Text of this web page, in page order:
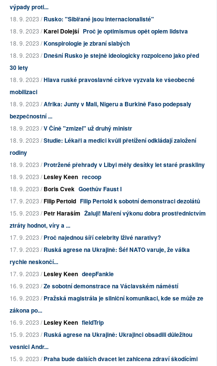
výpady proti...
18. 9. 2023 /Rusko: "Sibiřané jsou internacionalisté"
18. 9. 2023 /Karel Dolejší Proč je optimismus opět opiem lidstva
18. 9. 2023 /Konspirologie je zbraní slabých
18. 9. 2023 /Dnešní Rusko je stejně ideologicky rozpolceno jako před
30 lety
18. 9. 2023 /Hlava ruské pravoslavné církve vyzvala ke všeobecné
mobilizaci
18. 9. 2023 /Afrika: Junty v Mali, Nigeru a Burkině Faso podepsaly
bezpečnostní ...
18. 9. 2023 /V Číně "zmizel" už druhý ministr
18. 9. 2023 /Studie: Lékaři a medici kvůli přetížení odkládají založení
rodiny
18. 9. 2023 /Protržené přehrady v Libyi měly desítky let staré praskliny
18. 9. 2023 /Lesley Keen recoop
18. 9. 2023 /Boris Cvek Goethův Faust I
17. 9. 2023 /Filip Pertold Filip Pertold k sobotní demonstraci dezolátů
15. 9. 2023 /Petr Haraším Žaluji! Maření výkonu dobra prostřednictvím
ztráty hodnot, víry a ...
17. 9. 2023 /Proč najednou šíří celebrity lživé narativy?
17. 9. 2023 /Ruská agrese na Ukrajině: Šéf NATO varuje, že válka
rychle neskončí...
17. 9. 2023 /Lesley Keen deepFankle
16. 9. 2023 /Ze sobotní demonstrace na Václavském náměstí
16. 9. 2023 /Pražská magistrála je silniční komunikaci, kde se může ze
zákona po...
16. 9. 2023 /Lesley Keen fieldTrip
15. 9. 2023 /Ruská agrese na Ukrajině: Ukrajinci obsadili důležitou
vesnici Andr...
15. 9. 2023 /Praha bude dalších dvacet let zahlcena zdraví škodícími